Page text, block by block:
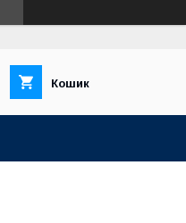
Кошик